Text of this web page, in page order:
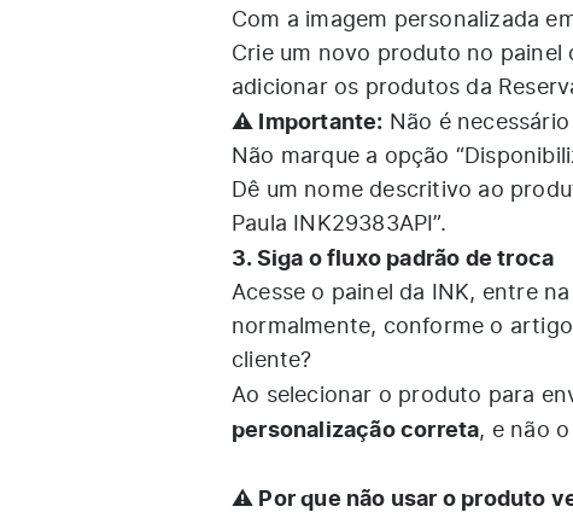
Com a imagem personalizada
Crie um novo produto no painel
adicionar os produtos da
⚠️ Importante: Não é
Não marque a opção
Dê um nome descritivo ao
Paula INK29383API”.
3. Siga o fluxo padrão de troca
Acesse o painel da INK, entre
normalmente, conforme o artigo
cliente?
Ao selecionar o produto para
personalização correta, e não
⚠️ Por que não usar o produto